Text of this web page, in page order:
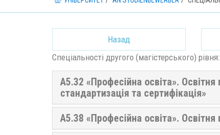
Назад
Спеціальності другого (магістерського) рівня:
A5.32 «Професійна освіта».
стандартизація та сертифікація»
A5.38 «Професійна освіта».